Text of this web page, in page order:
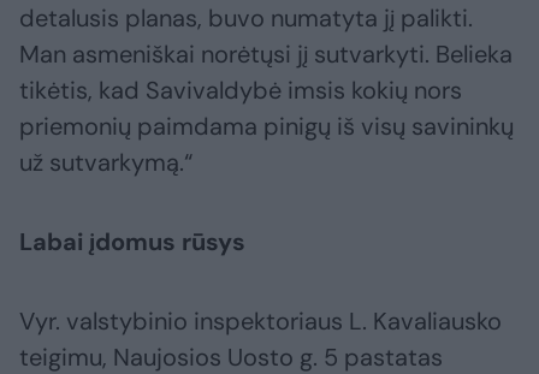
detalusis planas, buvo numatyta jį palikti.
Man asmeniškai norėtųsi jį sutvarkyti. Belieka
tikėtis, kad Savivaldybė imsis kokių nors
priemonių paimdama pinigų iš visų savininkų
už sutvarkymą.“
Labai įdomus rūsys
Vyr. valstybinio inspektoriaus L. Kavaliausko
teigimu, Naujosios Uosto g. 5 pastatas